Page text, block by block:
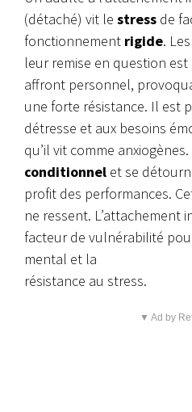
(détaché) vit le stress de
fonctionnement rigide.
leur remise en question
affront personnel,
une forte résistance. Il est
détresse et aux besoins
qu’il vit comme
conditionnel et se
profit des performances.
ne ressent. L’attachement
facteur de vulnérabilité
mental et la
résistance au stress.
▼ Ad by